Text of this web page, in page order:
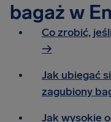
bagaż w
Co zrobić,
→
Jak ubiegać
zagubiony
Jak wysokie